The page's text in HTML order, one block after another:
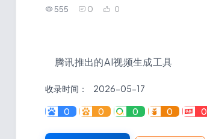
555 0 0
腾讯推出的AI视频生成工具
收录时间： 2026-05-17
0 0 0 0 0